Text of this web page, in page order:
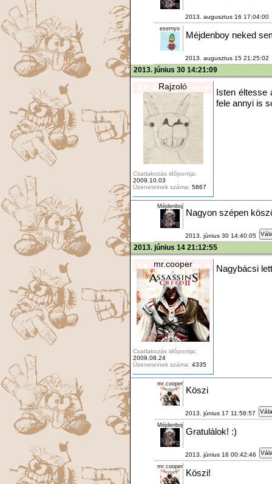
2013. augusztus 16 17:04:00
esernyo
Méjdenboy neked
2013. augusztus 15 21:25:02
2013. június 30 14:21:09
Rajzoló
Csatlakozás időpontja:
2009.10.03
Üzeneteinek száma: 5867
Isten éltesse
fele annyi is
Méjdenboj
Nagyon szépen
2013. június 30 14:40:05
2013. június 14 21:12:55
mr.cooper
Csatlakozás időpontja:
2009.08.24
Üzeneteinek száma: 4335
Nagybácsi
mr.cooper
Köszi
2013. június 17 11:58:57
Méjdenboj
Gratulálok! :)
2013. június 16 00:42:46
mr.cooper
Köszi!